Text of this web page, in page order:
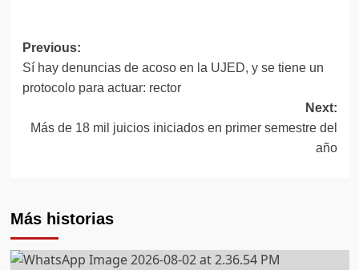
Post
navigation
Previous:
Sí hay denuncias de acoso en la UJED, y se tiene un
protocolo para actuar: rector
Next:
Más de 18 mil juicios iniciados en primer semestre del
año
Más historias